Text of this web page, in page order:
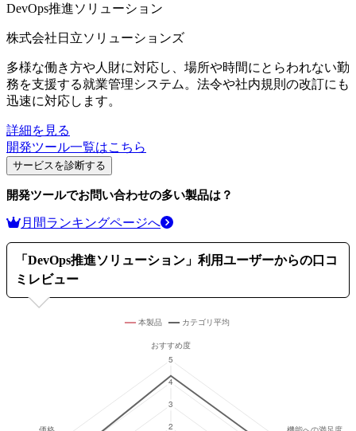
DevOps推進ソリューション
株式会社日立ソリューションズ
多様な働き方や人財に対応し、場所や時間にとらわれない勤
務を支援する就業管理システム。法令や社内規則の改訂にも
迅速に対応します。
詳細を見る
開発ツール一覧はこちら
サービスを診断する
開発ツールでお問い合わせの多い製品は？
月間ランキングページへ
「 DevOps推進ソリューション 」利用ユーザーからの口コ
ミレビュー